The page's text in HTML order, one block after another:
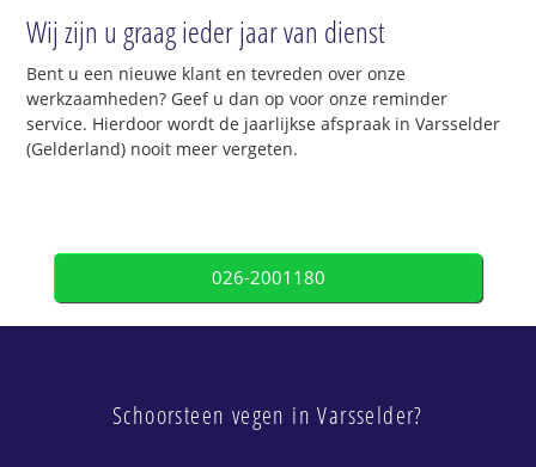
Wij zijn u graag ieder jaar van dienst
Bent u een nieuwe klant en tevreden over onze
werkzaamheden? Geef u dan op voor onze reminder
service. Hierdoor wordt de jaarlijkse afspraak in Varsselder
(Gelderland) nooit meer vergeten.
026-2001180
Schoorsteen vegen in Varsselder?